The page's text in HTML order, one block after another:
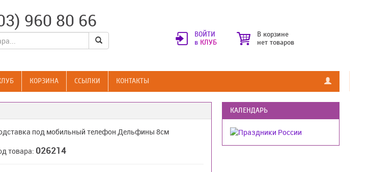
960 80 66
ВОЙТИ
в КЛУБ
В корзине
нет товаров
КОРЗИНА CСЫЛКИ КОНТАКТЫ
под мобильный телефон Дельфины 8см
товара: 026214
КАЛЕНДАРЬ